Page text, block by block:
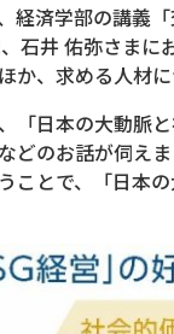
経済学部の講義
石井 佑弥さまに
か、求める人材
「日本の大動脈
どのお話が伺え
ことで、「日本